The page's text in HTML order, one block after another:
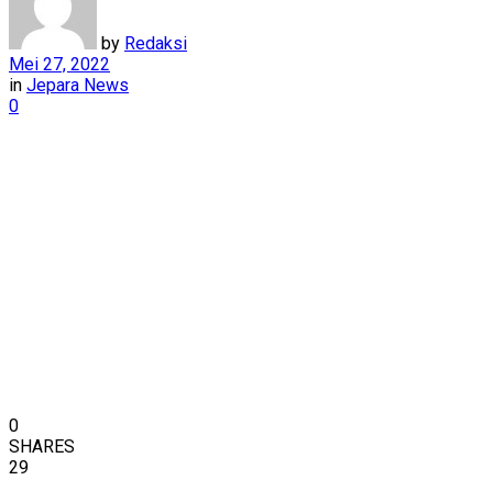
by Redaksi
Mei 27, 2022
in Jepara News
0
0
SHARES
29